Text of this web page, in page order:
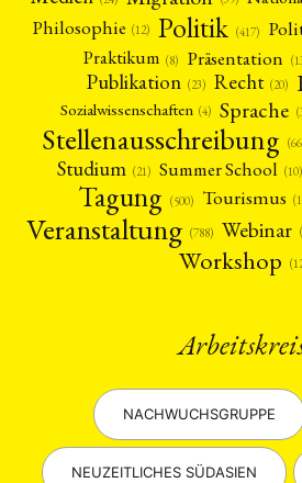
Philosophie (12) Politik (417)
Praktikum (8) Präsentation
Publikation (23) Recht (20)
Sozialwissenschaften (4) Sprache
Stellenausschreibung
Studium (21) Summer School (10)
Tagung (500) Tourismus
Veranstaltung (788) Webinar
Workshop
NACHWUCHSGRUPPE
NEUZEITLICHES SÜDASIEN